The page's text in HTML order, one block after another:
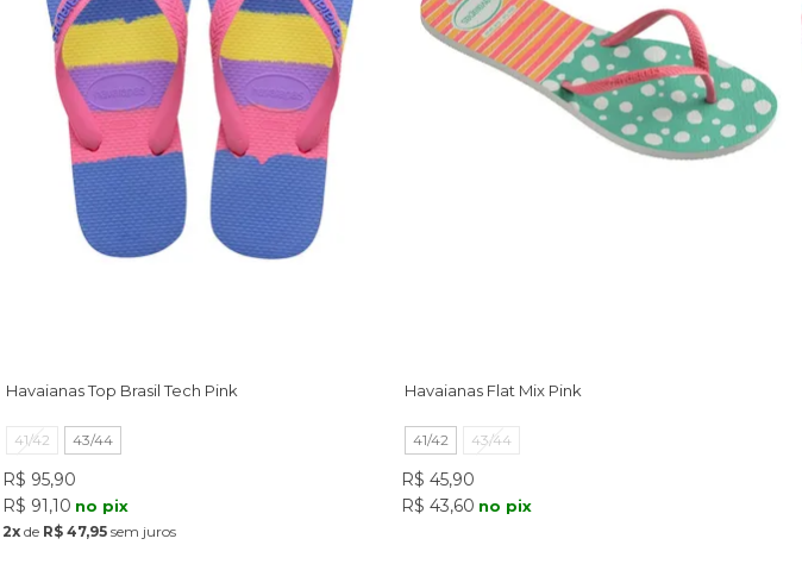
Havaianas Top Brasil Tech Pink
41/42 43/44
R$ 95,90
R$ 91,10 no pix
2xde R$ 47,95sem juros
Havaianas Flat Mix Pink
41/42 43/44
R$ 45,90
R$ 43,60 no pix